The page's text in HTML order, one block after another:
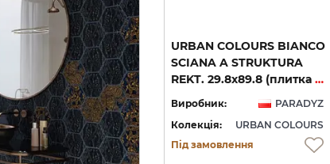
URBAN COLOURS GREEN
INSERTO SZKLANE
Виробник:
PARADYZ
Колекція:
URBAN COLOURS
Під замовлення
URBAN COLOURS BIANCO
SCIANA A STRUKTURA
REKT. 29.8х89.8 (плитка настінна)
Виробник:
PARADYZ
Колекція:
URBAN COLOURS
Під замовлення